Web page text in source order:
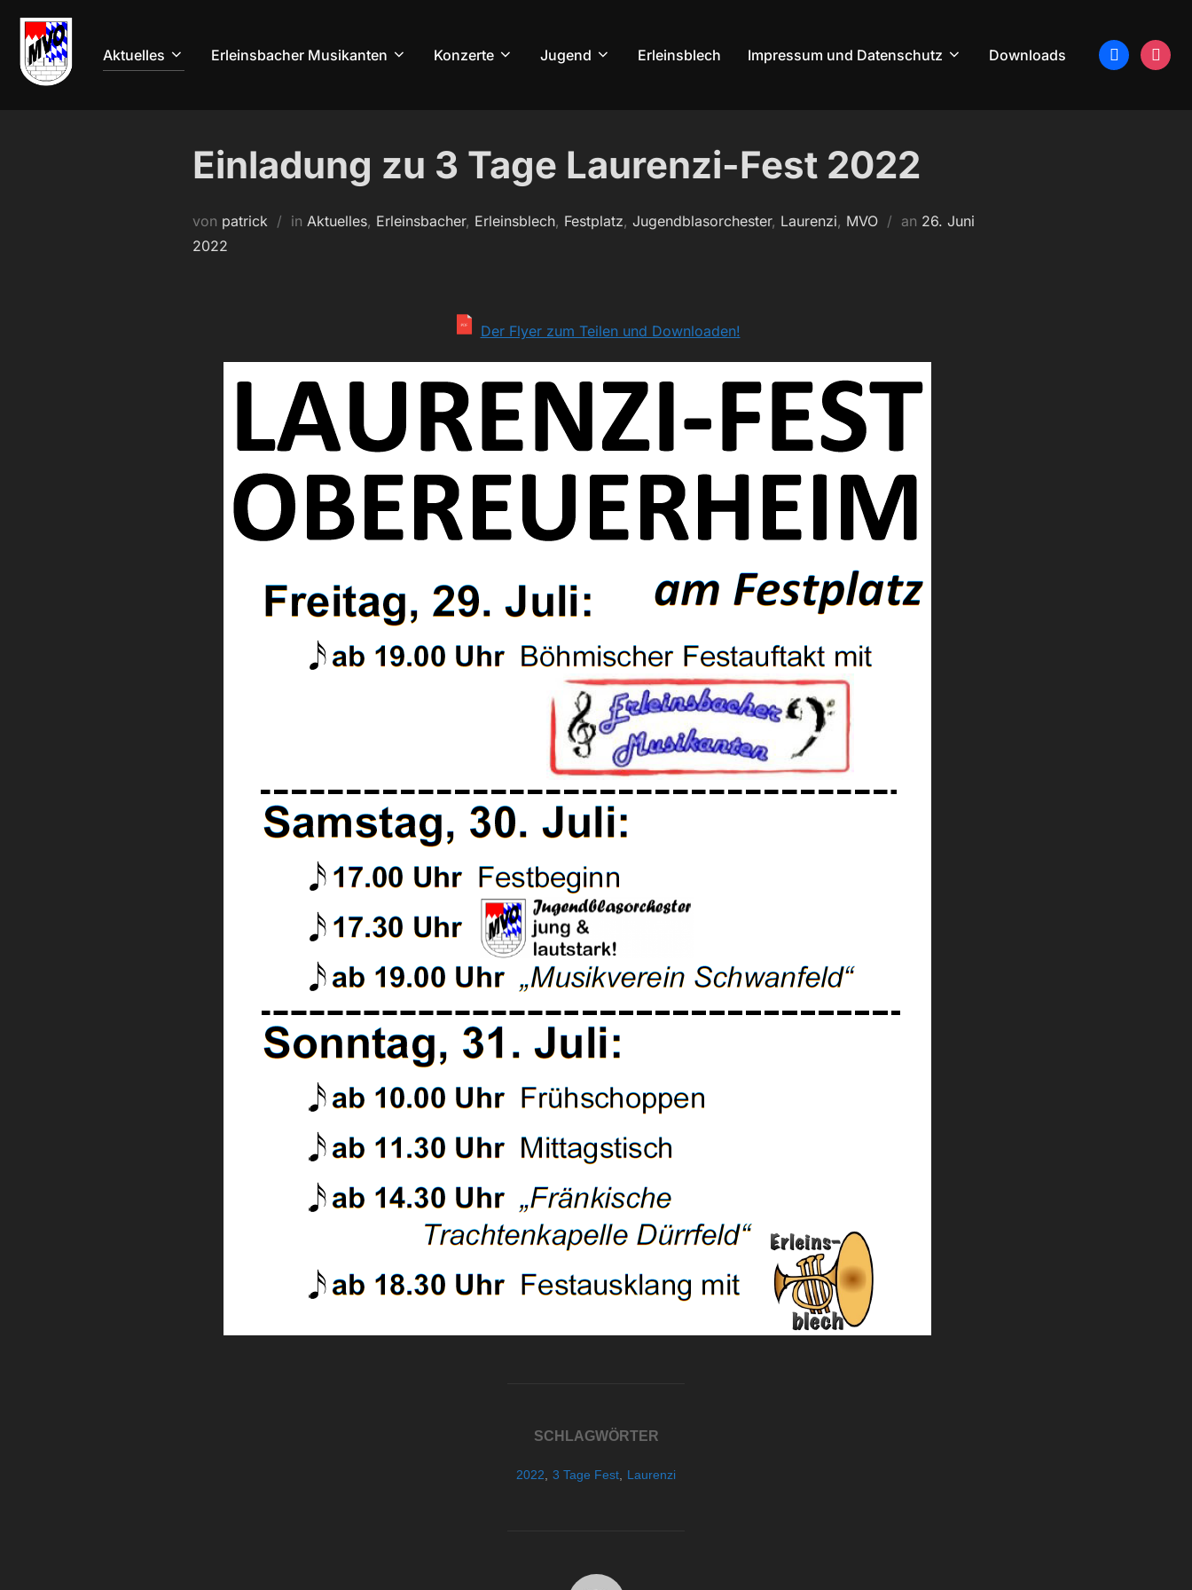
Inhalt
springen
Aktuelles Erleinsbacher Musikanten Konzerte Jugend Erleinsblech Impressum und Datenschutz Downloads facebook
Einladung zu 3 Tage Laurenzi-Fest 2022
von patrick in Aktuelles, Erleinsbacher, Erleinsblech, Festplatz, Jugendblasorchester, Laurenzi, MVO an Veröffentlicht
26. Juni
2022
Der Flyer zum Teilen und Downloaden!
SCHLAGWÖRTER
2022 3 Tage Fest Laurenzi
BEITRAGSAUTOR